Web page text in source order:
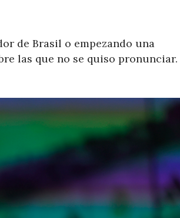
de Brasil o empezando una
las que no se quiso pronunciar.